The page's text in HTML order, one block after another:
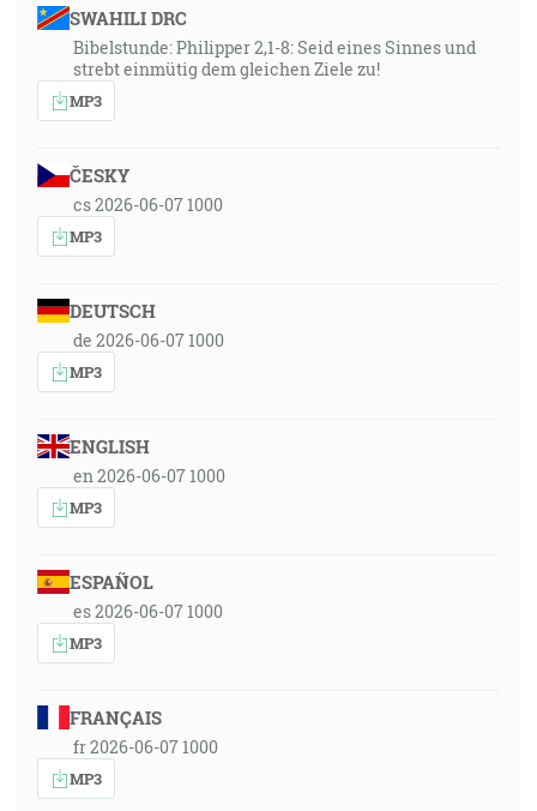
SWAHILI DRC
Bibelstunde: Philipper 2,1-8: Seid eines Sinnes und
strebt einmütig dem gleichen Ziele zu!
MP3
ČESKY
cs 2026-06-07 1000
MP3
DEUTSCH
de 2026-06-07 1000
MP3
ENGLISH
en 2026-06-07 1000
MP3
ESPAÑOL
es 2026-06-07 1000
MP3
FRANÇAIS
fr 2026-06-07 1000
MP3